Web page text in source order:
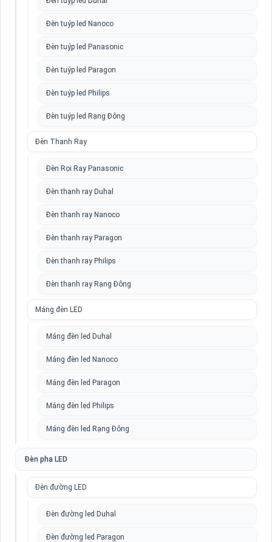
Đèn tuýp led Nanoco
Đèn tuýp led Panasonic
Đèn tuýp led Paragon
Đèn tuýp led Philips
Đèn tuýp led Rạng Đông
Đèn Thanh Ray
Đèn Rọi Ray Panasonic
Đèn thanh ray Duhal
Đèn thanh ray Nanoco
Đèn thanh ray Paragon
Đèn thanh ray Philips
Đèn thanh ray Rạng Đông
Máng đèn LED
Máng đèn led Duhal
Máng đèn led Nanoco
Máng đèn led Paragon
Máng đèn led Philips
Máng đèn led Rạng Đông
Đèn pha LED
Đèn đường LED
Đèn đường led Duhal
Đèn đường led Paragon